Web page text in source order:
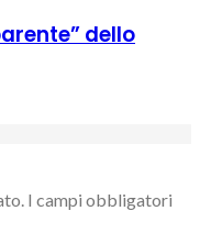
dello
I campi obbligatori